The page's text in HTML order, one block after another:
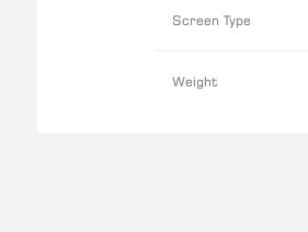
Screen Type
Weight